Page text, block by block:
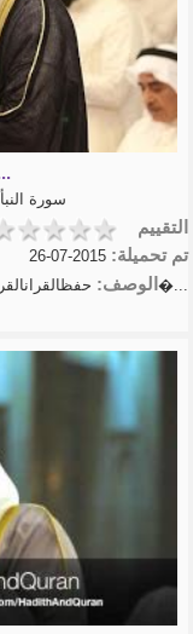
سورة النبأ
سورة
التقييم
تم تحميلة: 2015-07-26
الوصف: حفظالقرانالقرآنالشيخفه�...